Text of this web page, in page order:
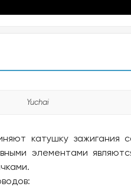
Yuchai
катушку зажигания
элементами